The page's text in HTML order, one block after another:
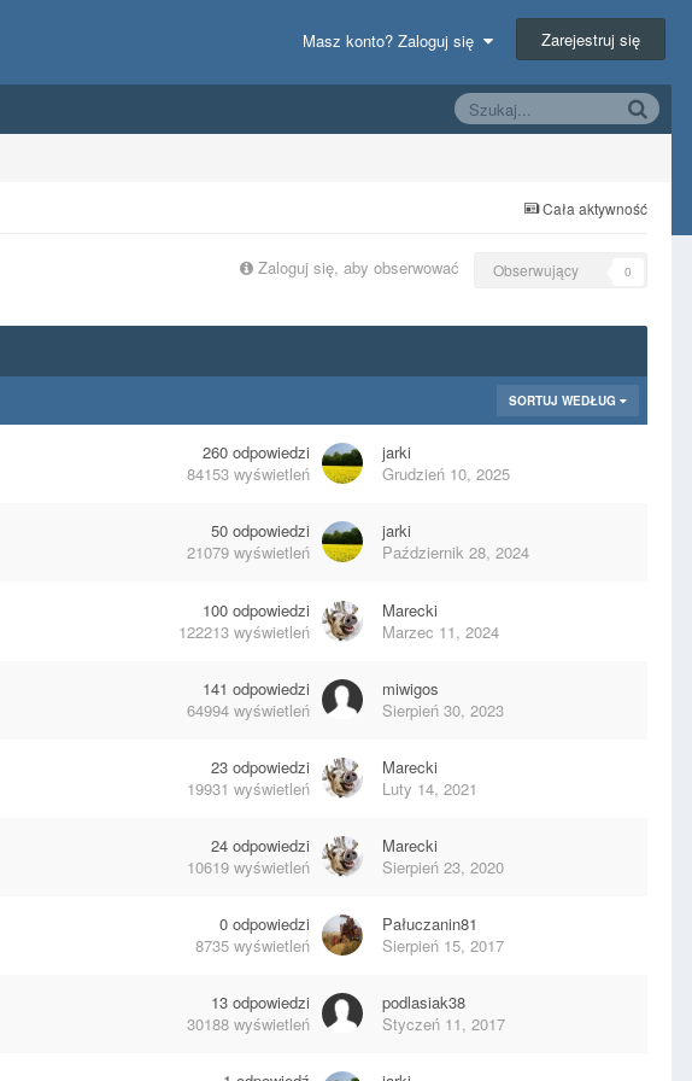
Masz konto? Zaloguj się Zarejestruj się
Cała aktywność
Zaloguj się, aby obserwować Obserwujący 0
SORTUJ WEDŁUG
260 odpowiedzi
84153 wyświetleń
jarki
Grudzień 10, 2025
50 odpowiedzi
21079 wyświetleń
jarki
Październik 28, 2024
100 odpowiedzi
122213 wyświetleń
Marecki
Marzec 11, 2024
141 odpowiedzi
64994 wyświetleń
miwigos
Sierpień 30, 2023
23 odpowiedzi
19931 wyświetleń
Marecki
Luty 14, 2021
24 odpowiedzi
10619 wyświetleń
Marecki
Sierpień 23, 2020
0 odpowiedzi
8735 wyświetleń
Pałuczanin81
Sierpień 15, 2017
13 odpowiedzi
30188 wyświetleń
podlasiak38
Styczeń 11, 2017